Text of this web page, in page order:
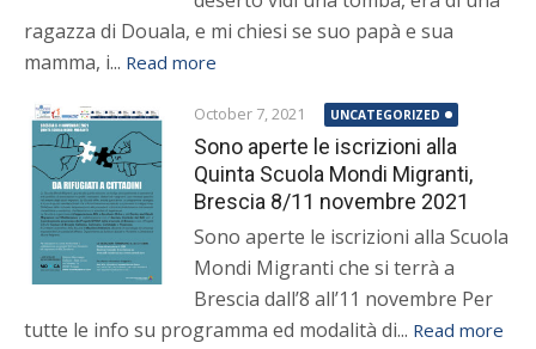
ragazza di Douala, e mi chiesi se suo papà e sua
mamma, i... Read more
October 7, 2021 UNCATEGORIZED
Sono aperte le iscrizioni alla
Quinta Scuola Mondi Migranti,
Brescia 8/11 novembre 2021
Sono aperte le iscrizioni alla Scuola
Mondi Migranti che si terrà a
Brescia dall’8 all’11 novembre Per
tutte le info su programma ed modalità di... Read more